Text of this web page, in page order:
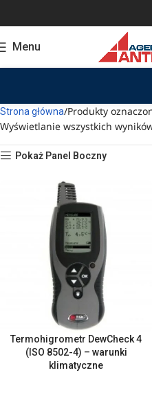
Menu
Strona główna Produkty
Wyświetlanie wszystkich
Pokaż Panel Boczny
Termohigrometr DewCheck 4
(ISO 8502-4) – warunki
klimatyczne